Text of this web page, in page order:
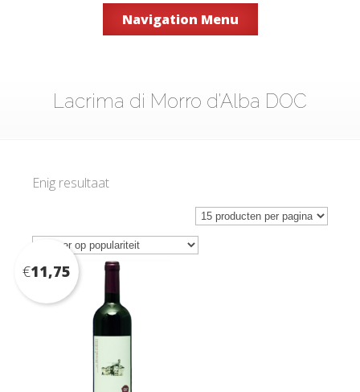
Navigation Menu
Lacrima di Morro d'Alba DOC
Enig resultaat
€11,75